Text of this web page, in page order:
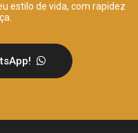
estilo de vida, com rapidez